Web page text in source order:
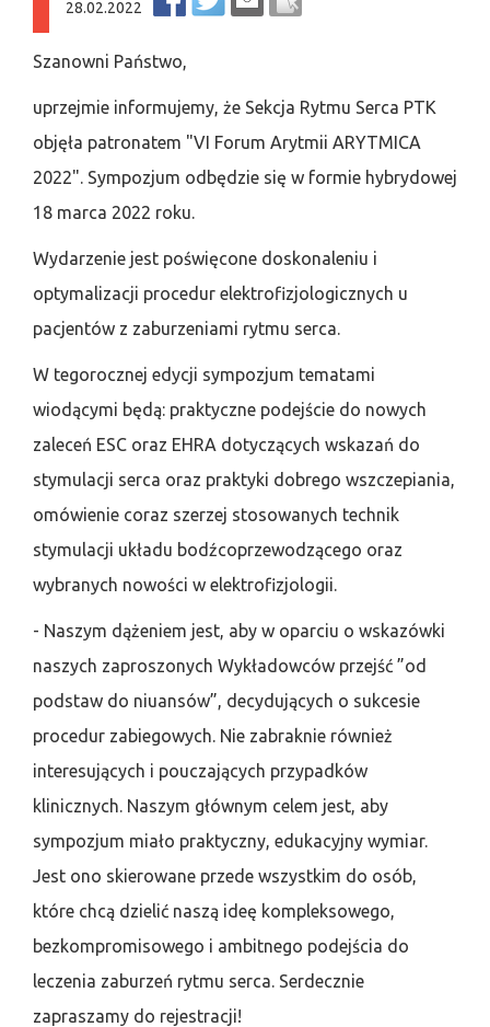
28.02.2022
Szanowni Państwo,
uprzejmie informujemy, że Sekcja Rytmu Serca PTK
objęła patronatem "VI Forum Arytmii ARYTMICA
2022". Sympozjum odbędzie się w formie hybrydowej
18 marca 2022 roku.
Wydarzenie jest poświęcone doskonaleniu i
optymalizacji procedur elektrofizjologicznych u
pacjentów z zaburzeniami rytmu serca.
W tegorocznej edycji sympozjum tematami
wiodącymi będą: praktyczne podejście do nowych
zaleceń ESC oraz EHRA dotyczących wskazań do
stymulacji serca oraz praktyki dobrego wszczepiania,
omówienie coraz szerzej stosowanych technik
stymulacji układu bodźcoprzewodzącego oraz
wybranych nowości w elektrofizjologii.
- Naszym dążeniem jest, aby w oparciu o wskazówki
naszych zaproszonych Wykładowców przejść ”od
podstaw do niuansów”, decydujących o sukcesie
procedur zabiegowych. Nie zabraknie również
interesujących i pouczających przypadków
klinicznych. Naszym głównym celem jest, aby
sympozjum miało praktyczny, edukacyjny wymiar.
Jest ono skierowane przede wszystkim do osób,
które chcą dzielić naszą ideę kompleksowego,
bezkompromisowego i ambitnego podejścia do
leczenia zaburzeń rytmu serca. Serdecznie
zapraszamy do rejestracji!